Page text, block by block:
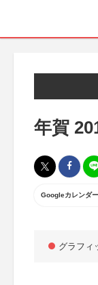
年賀
Googleカレンダ
グラフィ